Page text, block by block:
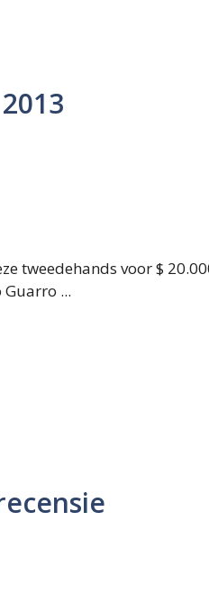
tweedehands voor $
...